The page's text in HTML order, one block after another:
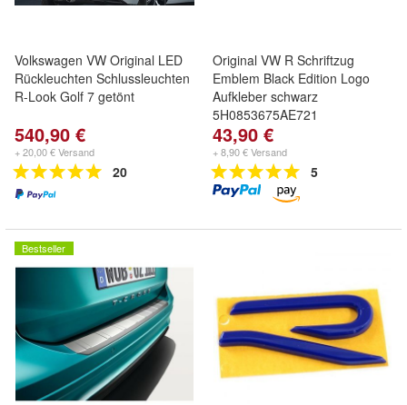
Volkswagen VW Original LED
Rückleuchten Schlussleuchten
R-Look Golf 7 getönt
540,90 €
+ 20,00 € Versand
20
Original VW R Schriftzug
Emblem Black Edition Logo
Aufkleber schwarz
5H0853675AE721
43,90 €
+ 8,90 € Versand
5
Bestseller